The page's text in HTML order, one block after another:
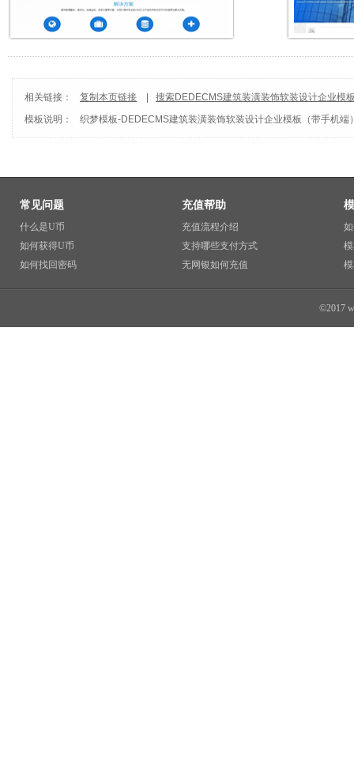
相关链接： 复制本页链接
搜索DEDECMS建筑装潢装饰软装设计企业模
板
|dedecms
模板说明： 织梦模板-DEDECMS建筑装潢装饰软装设计企业模板（带手机端
常见问题
什么是U币
如何获得U币
如何找回密码
充值帮助
充值流程介绍
支持哪些支付方式
无网银如何充值
©2017